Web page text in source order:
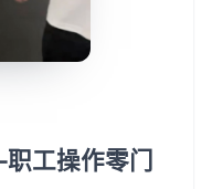
工操作零门